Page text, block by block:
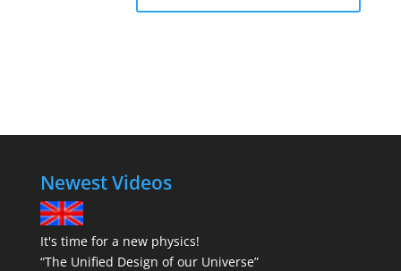
Newest Videos
It's time for a new physics!
“The Unified Design of our Universe”